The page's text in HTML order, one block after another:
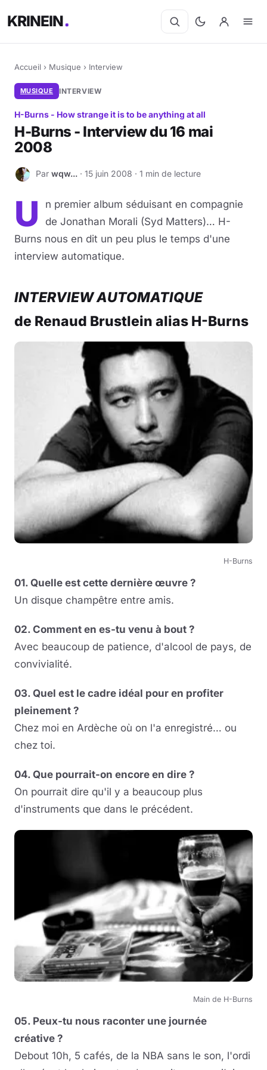
KRINEIN
Accueil › Musique › Interview
MUSIQUE INTERVIEW
H-Burns - How strange it is to be anything at all
H-Burns - Interview du 16 mai
2008
W Par wqw... · 15 juin 2008 · 1 min de lecture
U
n premier album séduisant en compagnie
de Jonathan Morali (Syd Matters)… H-
Burns nous en dit un peu plus le temps d'une
interview automatique.
INTERVIEW AUTOMATIQUE
de Renaud Brustlein alias H-Burns
H-Burns
01. Quelle est cette dernière œuvre ?
Un disque champêtre entre amis.
02. Comment en es-tu venu à bout ?
Avec beaucoup de patience, d'alcool de pays, de
convivialité.
03. Quel est le cadre idéal pour en profiter
pleinement ?
Chez moi en Ardèche où on l'a enregistré… ou
chez toi.
04. Que pourrait-on encore en dire ?
On pourrait dire qu'il y a beaucoup plus
d'instruments que dans le précédent.
Main de H-Burns
05. Peux-tu nous raconter une journée
créative ?
Debout 10h, 5 cafés, de la NBA sans le son, l'ordi